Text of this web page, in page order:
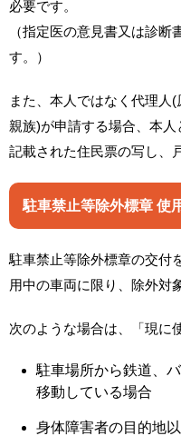
必要です。
（指定医の意見書又は診断
す。）
また、本人ではなく代理人(
親族)が申請する場合、本
記載された住民票の写し、
駐車禁止等除外標章 使
駐車禁止等除外標章の交付
用中の車両に限り、除外対
次のような場合は、「現に
駐車場所から鉄道、
移動している場合
身体障害者の目的地